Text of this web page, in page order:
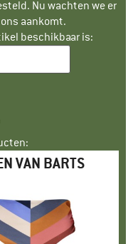
Nu wachten we er
aankomt.
beschikbaar is:
VAN BARTS